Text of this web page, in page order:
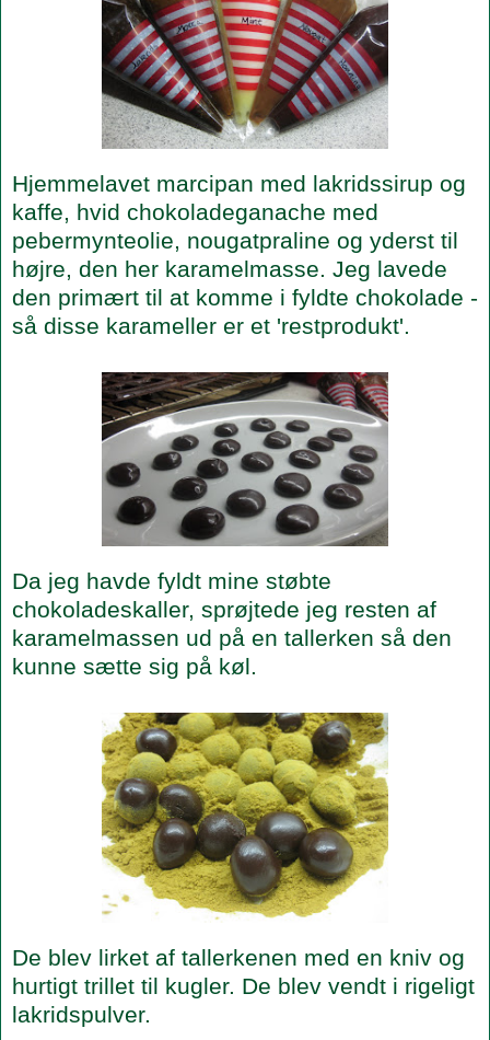
Hjemmelavet marcipan med lakridssirup og
kaffe, hvid chokoladeganache med
pebermynteolie, nougatpraline og yderst til
højre, den her karamelmasse. Jeg lavede
den primært til at komme i fyldte chokolade -
så disse karameller er et 'restprodukt'.
Da jeg havde fyldt mine støbte
chokoladeskaller, sprøjtede jeg resten af
karamelmassen ud på en tallerken så den
kunne sætte sig på køl.
De blev lirket af tallerkenen med en kniv og
hurtigt trillet til kugler. De blev vendt i rigeligt
lakridspulver.